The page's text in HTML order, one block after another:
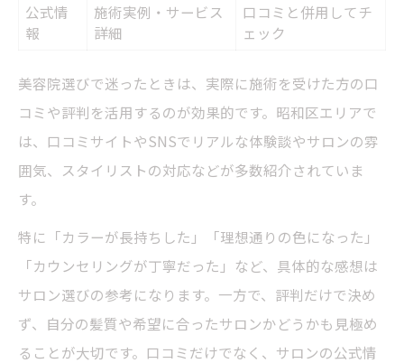
公式情
報
施術実例・サービス
詳細
口コミと併用してチ
ェック
美容院選びで迷ったときは、実際に施術を受けた方の口
コミや評判を活用するのが効果的です。昭和区エリアで
は、口コミサイトやSNSでリアルな体験談やサロンの雰
囲気、スタイリストの対応などが多数紹介されていま
す。
特に「カラーが長持ちした」「理想通りの色になった」
「カウンセリングが丁寧だった」など、具体的な感想は
サロン選びの参考になります。一方で、評判だけで決め
ず、自分の髪質や希望に合ったサロンかどうかも見極め
ることが大切です。口コミだけでなく、サロンの公式情